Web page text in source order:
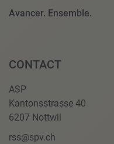
Avancer. Ensemble.
CONTACT
ASP
Kantonsstrasse 40
6207 Nottwil
rss@spv.ch